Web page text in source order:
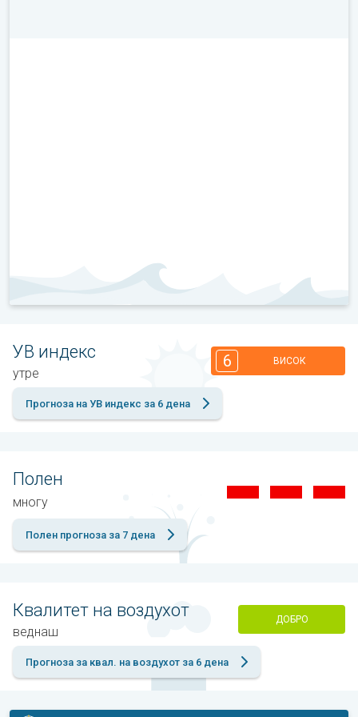
УВ индекс
утре
6 ВИСОК
Прогноза на УВ индекс за 6 дена
Полен
многу
Полен прогноза за 7 дена
Квалитет на воздухот
веднаш
ДОБРО
Прогноза за квал. на воздухот за 6 дена